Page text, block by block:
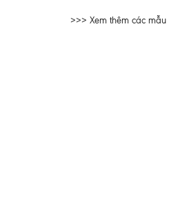
>>> Xem thêm các